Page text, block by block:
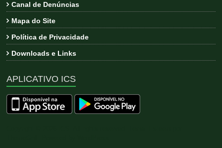
Canal de Denúncias
Mapa do Site
Política de Privacidade
Downloads e Links
APLICATIVO ICS